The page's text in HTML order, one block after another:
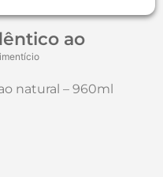
ao
natural – 960ml